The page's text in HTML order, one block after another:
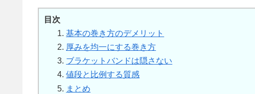
目次
基本の巻き方のデメリット
厚みを均一にする巻き方
ブラケットバンドは隠さない
値段と比例する質感
まとめ